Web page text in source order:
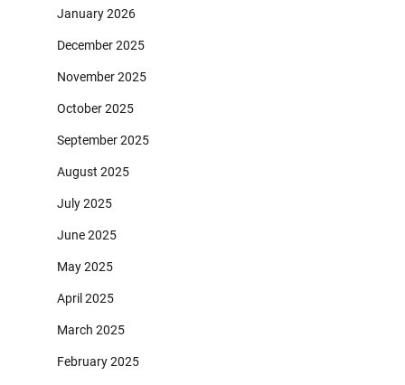
January 2026
December 2025
November 2025
October 2025
September 2025
August 2025
July 2025
June 2025
May 2025
April 2025
March 2025
February 2025